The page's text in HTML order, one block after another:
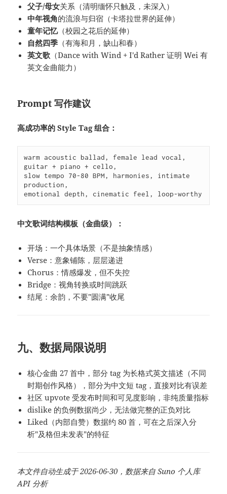
父子/母女关系（清明缅怀只触及，未深入）
中年视角的流浪与归宿（卡塔拉世界的延伸）
童年记忆（校园之花后的延伸）
自然四季 （有海和月，缺山和春）
英文歌 （Dance with Wind + I'd Rather 证明 Wei 有
英文金曲能力）
Prompt 写作建议
高成功率的 Style Tag 组合：
warm acoustic ballad, female lead vocal,
guitar + piano + cello,
slow tempo 70-80 BPM, harmonies, intimate
production,
emotional depth, cinematic feel, loop-worthy
中文歌词结构模板（金曲级）：
开场：一个具体场景（不是抽象情感）
Verse：意象铺陈，层层递进
Chorus：情感爆发，但不失控
Bridge：视角转换或时间跳跃
结尾：余韵，不要"圆满"收尾
九、数据局限说明
核心金曲 27 首中，部分 tag 为长格式英文描述（不同
时期创作风格），部分为中文短 tag，直接对比有误差
社区 upvote 受发布时间和可见度影响，非纯质量指标
dislike 的负例数据尚少，无法做完整的正负对比
Liked（内部自赞）数据约 80 首，可在之后深入分
析"及格但未发表"的特征
本文件自动生成于 2026-06-30，数据来自 Suno 个人库
API 分析